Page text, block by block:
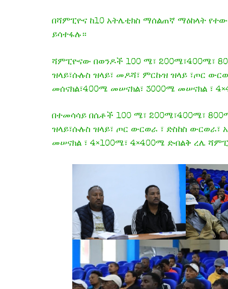
በሻምፒዮና ከ10 አትሌቲክስ ማሰልጠኛ ማዕከላት
ይሳተፋሉ።
ሻምፒዮናው በወንዶች 100 ሜ፣ 200ሜ፣400ሜ፣
ዝላይ፣ሱሉስ ዝላይ፣ መዶሻ፣ ምርኩዝ ዝላይ ፣ጦር
መሰናክል፣400ሜ መሠናክል፣ 3000ሜ መሠናክል ፣
በተመሳሳይ በሴቶች 100 ሜ፣ 200ሜ፣400ሜ፣
ዝላይ፣ሱሉስ ዝላይ፣ ጦር ውርወራ ፣ ድስከስ
መሠናክል ፣ 4×100ሜ፣ 4×400ሜ ድብልቅ ረሌ